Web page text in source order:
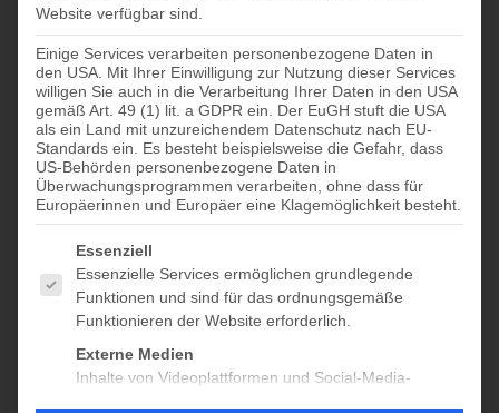
Datum
wählen.
von
Veranstaltungen
D
0
Veranstaltungen
29
0
Veranstaltungen
30
0
Veranstaltungen
1
0
Veranstaltungen
2
0
Veranstaltungen
3
0
Veranstaltungen
4
0
5
0
Veranstaltungen
6
0
Veranstaltungen
7
0
Veranstaltungen
8
0
Veranstaltungen
9
0
Veranstaltungen
10
0
Veranstaltungen
11
0
12
0
Veranstaltungen
13
0
Veranstaltungen
14
0
Veranstaltungen
15
0
Veranstaltungen
16
0
Veranstaltungen
17
0
18
0
19
1
Veranstaltung
20
1
Veranstaltung
21
1
Veranstaltung
22
1
Veranstaltung
23
1
Veranstaltung
24
1
Veranstaltung
25
1
26
1
Veranstaltung
27
1
Veranstaltung
28
1
29
1
30
1
31
1
1
1
2
Juni Dieser Monat
Kalender abonnieren
Website verfügbar sind.
Einige Services verarbeiten personenbezogene Daten in
den USA. Mit Ihrer Einwilligung zur Nutzung dieser Services
willigen Sie auch in die Verarbeitung Ihrer Daten in den USA
gemäß Art. 49 (1) lit. a GDPR ein. Der EuGH stuft die USA
als ein Land mit unzureichendem Datenschutz nach EU-
Standards ein. Es besteht beispielsweise die Gefahr, dass
US-Behörden personenbezogene Daten in
Überwachungsprogrammen verarbeiten, ohne dass für
Europäerinnen und Europäer eine Klagemöglichkeit besteht.
Es folgt eine Liste der Service-Gruppen, für die eine
Essenziell
Essenzielle Services ermöglichen grundlegende
Funktionen und sind für das ordnungsgemäße
Funktionieren der Website erforderlich.
Externe Medien
Inhalte von Videoplattformen und Social-Media-